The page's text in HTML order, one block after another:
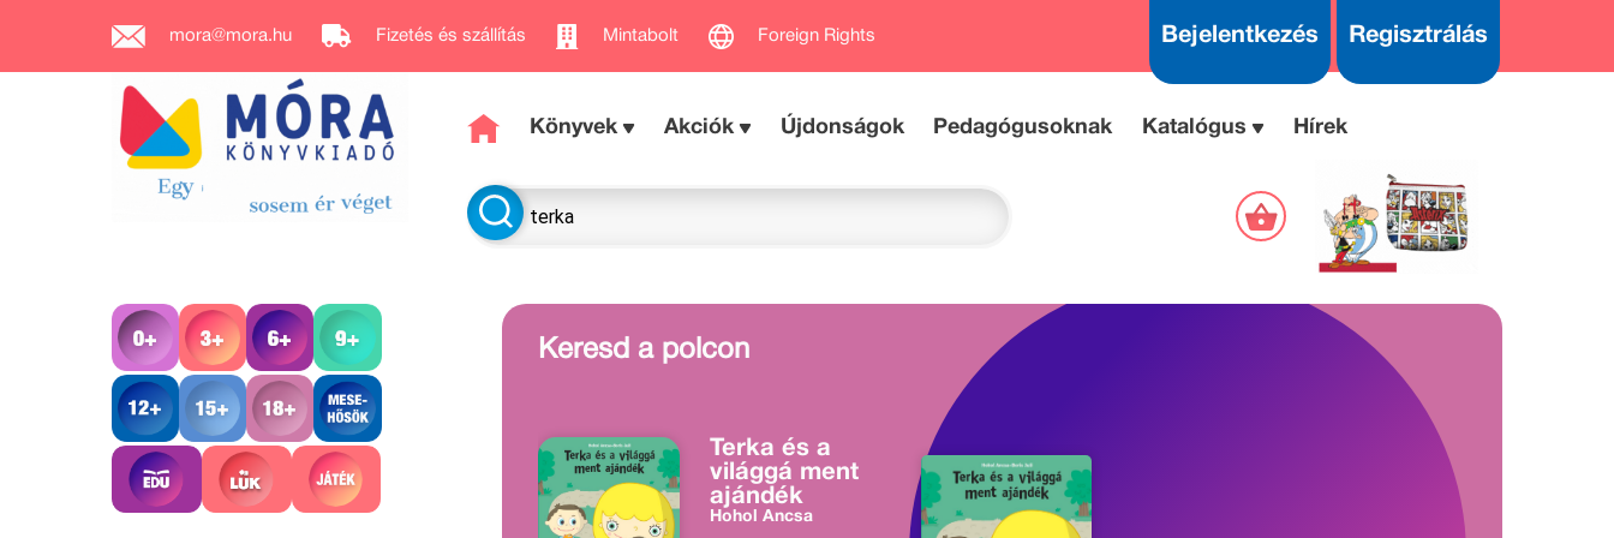
mora@mora.hu Fizetés és szállítás Mintabolt Foreign Rights Bejelentkezés Regisztrálás
Könyvek Akciók Újdonságok Pedagógusoknak Katalógus Hírek
Keresd a polcon
Terka és a
világgá ment
ajándék
Hohol Ancsa